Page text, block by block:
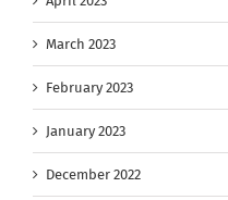
March 2023
February 2023
January 2023
December 2022